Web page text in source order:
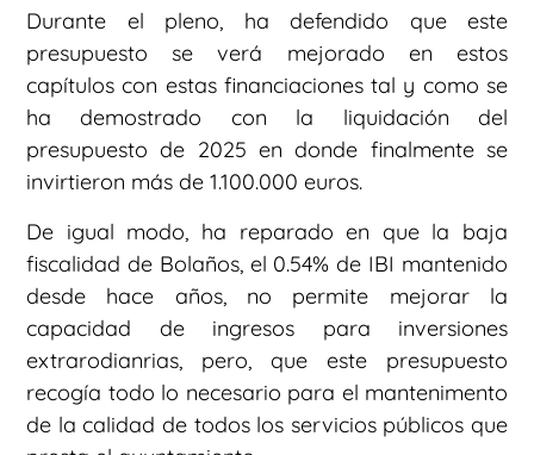
Durante el pleno, ha defendido que este
presupuesto se verá mejorado en estos
capítulos con estas financiaciones tal y como se
ha demostrado con la liquidación del
presupuesto de 2025 en donde finalmente se
invirtieron más de 1.100.000 euros.
De igual modo, ha reparado en que la baja
fiscalidad de Bolaños, el 0.54% de IBI mantenido
desde hace años, no permite mejorar la
capacidad de ingresos para inversiones
extrarodianrias, pero, que este presupuesto
recogía todo lo necesario para el mantenimento
de la calidad de todos los servicios públicos que